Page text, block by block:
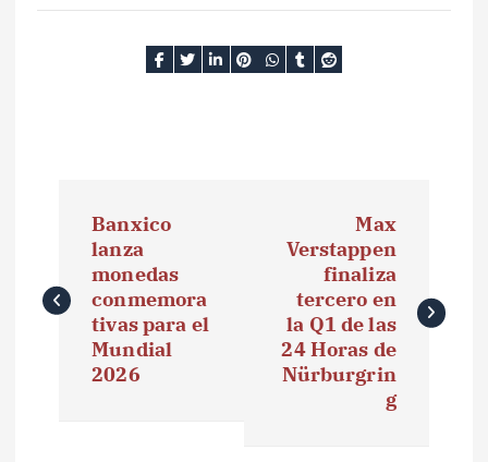
v
Banxico
lanza
monedas
conmemora
tivas para el
Mundial
2026
Max
Verstappen
finaliza
tercero en
la Q1 de las
24 Horas de
Nürburgrin
g